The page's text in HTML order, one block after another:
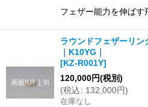
フェザー能力を伸ば
ラウンドフェザーリン
｜K10YG｜
[KZ-R001Y]
120,000円(税別)
(税込: 132,000円)
在庫なし